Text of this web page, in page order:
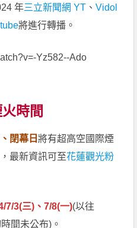
年三立新聞網 YT 、Vidol
將進行轉播。
Yz582--Ado
時間
閉幕日將有超高空國際煙
最新資訊可至花蓮觀光粉
7/3(三)、7/8(一)(以往
間未公布)。